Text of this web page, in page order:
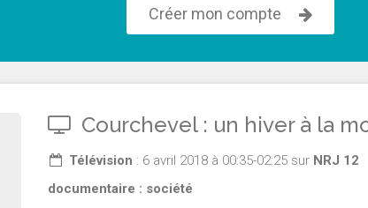
Créer mon compte
Courchevel : un hiver à la
Télévision : 6 avril 2018 à 00:35-02:25 sur NRJ 12
documentaire : société